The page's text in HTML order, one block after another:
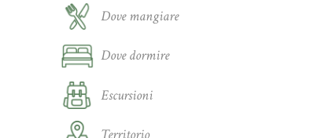
Dove mangiare
Dove dormire
Escursioni